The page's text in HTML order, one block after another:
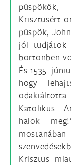
Krisztusért
püspök,
jól tudjátok
börtönben
És 1535.
hogy
odakiáltotta
Katolikus
halok
Krisztus